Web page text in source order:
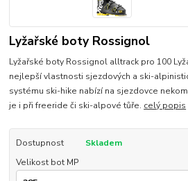
Lyžařské boty Rossignol
Lyžařské boty Rossignol alltrack pro 100
nejlepší vlastnosti sjezdových a ski-
systému ski-hike nabízí na sjezdovce
je i při freeride či ski-alpové tůře. celý popis
Dostupnost
Skladem
Velikost bot MP